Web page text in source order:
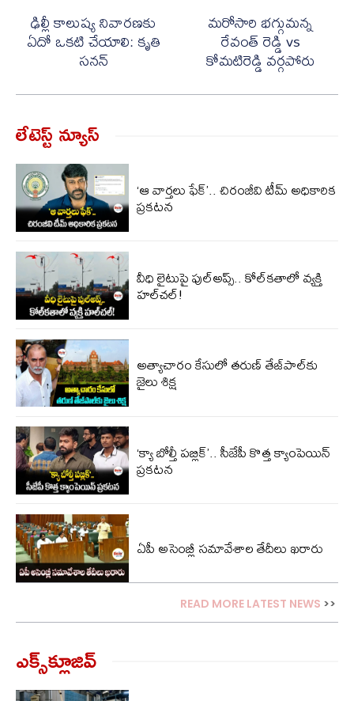
ఢిల్లీ కాలుష్య నివారణకు
ఏదో ఒకటి చేయాలి: కృతి
సనన్
మరోసారి భగ్గుమన్న
రేవంత్ రెడ్డి vs
కోమటిరెడ్డి వర్గపోరు
లేటెస్ట్ న్యూస్‌
‘ఆ వార్తలు ఫేక్’.. చిరంజీవి టీమ్ అధికారిక
ప్రకటన
వీధి లైటుపై పుల్‌అప్స్‌.. కోల్‌కతాలో వ్యక్తి
హల్‌చల్!
అత్యాచారం కేసులో తరుణ్ తేజ్‌పాల్‌కు
జైలు శిక్ష
‘క్యా బోల్తీ పబ్లిక్’.. సీజేపీ కొత్త క్యాంపెయిన్
ప్రకటన
ఏపీ అసెంబ్లీ సమావేశాల తేదీలు ఖరారు
READ MORE LATEST NEWS >>
ఎక్స్‌క్లూజివ్‌